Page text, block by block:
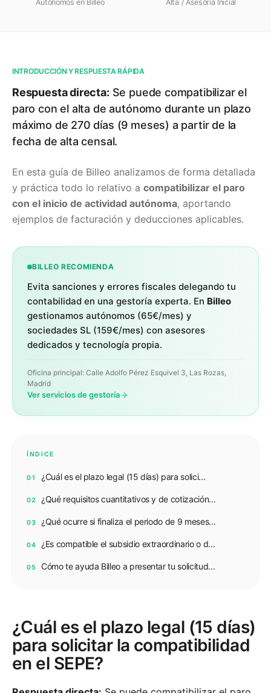
Autónomos en Billeo Alta / Asesoría Inicial
INTRODUCCIÓN Y RESPUESTA RÁPIDA
Respuesta directa: Se puede compatibilizar el
paro con el alta de autónomo durante un plazo
máximo de 270 días (9 meses) a partir de la
fecha de alta censal.
En esta guía de Billeo analizamos de forma detallada
y práctica todo lo relativo a compatibilizar el paro
con el inicio de actividad autónoma, aportando
ejemplos de facturación y deducciones aplicables.
BILLEO RECOMIENDA
Evita sanciones y errores fiscales delegando tu
contabilidad en una gestoría experta. En Billeo
gestionamos autónomos (65€/mes) y
sociedades SL (159€/mes) con asesores
dedicados y tecnología propia.
Oficina principal: Calle Adolfo Pérez Esquivel 3, Las Rozas,
Madrid
Ver servicios de gestoría
ÍNDICE
01 ¿Cuál es el plazo legal (15 días) para solici...
02 ¿Qué requisitos cuantitativos y de cotización...
03 ¿Qué ocurre si finaliza el periodo de 9 meses...
04 ¿Es compatible el subsidio extraordinario o d...
05 Cómo te ayuda Billeo a presentar tu solicitud...
¿Cuál es el plazo legal (15 días)
para solicitar la compatibilidad
en el SEPE?